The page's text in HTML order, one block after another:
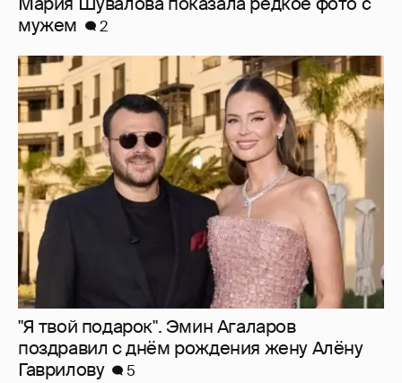
мужем
2
"Я твой подарок". Эмин Агаларов
поздравил с днём рождения жену Алёну
Гаврилову
5